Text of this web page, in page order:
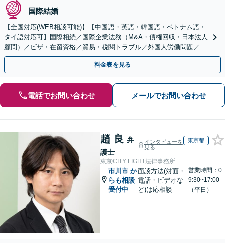
国際結婚
【全国対応(WEB相談可能)】【中国語・英語・韓国語・ベトナム語・
タイ語対応可】国際相続／国際企業法務（M&A・債権回収・日本法人
顧問）／ビザ・在留資格／貿易・税関トラブル／外国人労働問題／外
国人刑事事件など、幅広いご相談に対応可能
料金表を見る
電話でお問い合わせ メールでお問い合わせ
趙 良 弁
護士
インタビューを
見る
東京都
東京CITY LIGHT法律事務所
市川市 か
らも相談
受付中
面談方法(対面・
電話・ビデオな
ど)は応相談
営業時間：0
9:30~17:00
（平日）